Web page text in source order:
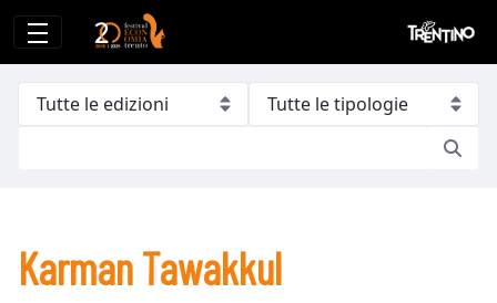
Karman Tawakkul
Karman Tawakkul